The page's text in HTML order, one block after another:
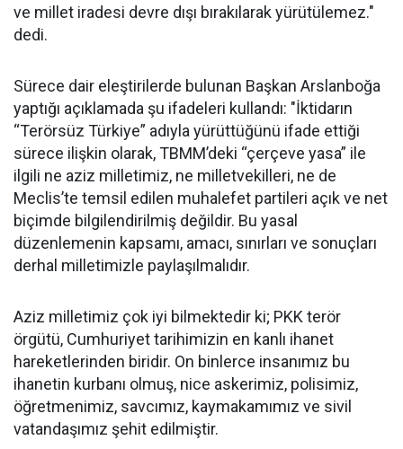
ve millet iradesi devre dışı bırakılarak yürütülemez."
dedi.
Sürece dair eleştirilerde bulunan Başkan Arslanboğa
yaptığı açıklamada şu ifadeleri kullandı: "İktidarın
“Terörsüz Türkiye” adıyla yürüttüğünü ifade ettiği
sürece ilişkin olarak, TBMM’deki “çerçeve yasa” ile
ilgili ne aziz milletimiz, ne milletvekilleri, ne de
Meclis’te temsil edilen muhalefet partileri açık ve net
biçimde bilgilendirilmiş değildir. Bu yasal
düzenlemenin kapsamı, amacı, sınırları ve sonuçları
derhal milletimizle paylaşılmalıdır.
Aziz milletimiz çok iyi bilmektedir ki; PKK terör
örgütü, Cumhuriyet tarihimizin en kanlı ihanet
hareketlerinden biridir. On binlerce insanımız bu
ihanetin kurbanı olmuş, nice askerimiz, polisimiz,
öğretmenimiz, savcımız, kaymakamımız ve sivil
vatandaşımız şehit edilmiştir.